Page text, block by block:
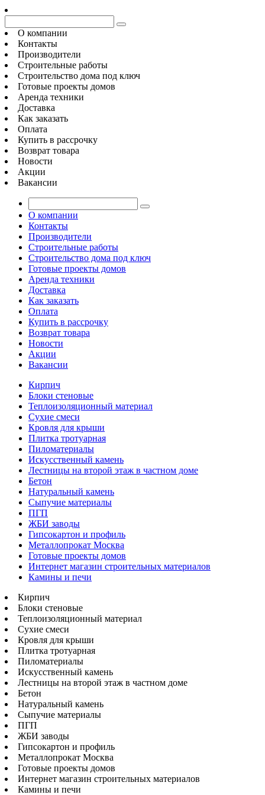
О компании
Контакты
Производители
Строительные работы
Строительство дома под ключ
Готовые проекты домов
Аренда техники
Доставка
Как заказать
Оплата
Купить в рассрочку
Возврат товара
Новости
Акции
Вакансии
О компании
Контакты
Производители
Строительные работы
Строительство дома под ключ
Готовые проекты домов
Аренда техники
Доставка
Как заказать
Оплата
Купить в рассрочку
Возврат товара
Новости
Акции
Вакансии
Кирпич
Блоки стеновые
Теплоизоляционный материал
Сухие смеси
Кровля для крыши
Плитка тротуарная
Пиломатериалы
Искусственный камень
Лестницы на второй этаж в частном доме
Бетон
Натуральный камень
Сыпучие материалы
ПГП
ЖБИ заводы
Гипсокартон и профиль
Металлопрокат Москва
Готовые проекты домов
Интернет магазин строительных материалов
Камины и печи
Кирпич
Блоки стеновые
Теплоизоляционный материал
Сухие смеси
Кровля для крыши
Плитка тротуарная
Пиломатериалы
Искусственный камень
Лестницы на второй этаж в частном доме
Бетон
Натуральный камень
Сыпучие материалы
ПГП
ЖБИ заводы
Гипсокартон и профиль
Металлопрокат Москва
Готовые проекты домов
Интернет магазин строительных материалов
Камины и печи